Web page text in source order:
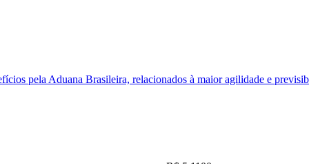
pela Aduana Brasileira, relacionados à maior agilidade e